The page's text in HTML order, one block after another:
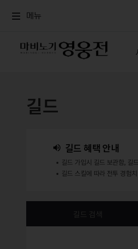
메뉴
길드
길드 혜택 안내
길드 가입시 길드 보관함, 길
길드 스킬에 따라 전투 경험